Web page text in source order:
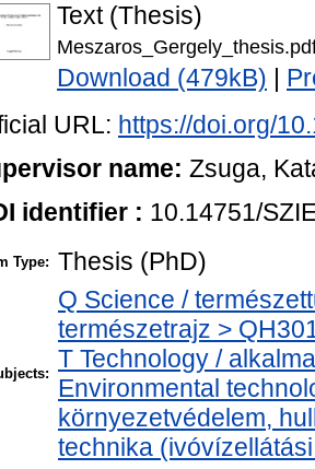
Text (Thesis)
Download (479kB)
URL: https://doi.org/
name: Zsuga,
identifier : 10.14751/
Type: Thesis (PhD)
Q Science /
természetrajz >
T Technology /
Environmental
környezetvédelem,
technika